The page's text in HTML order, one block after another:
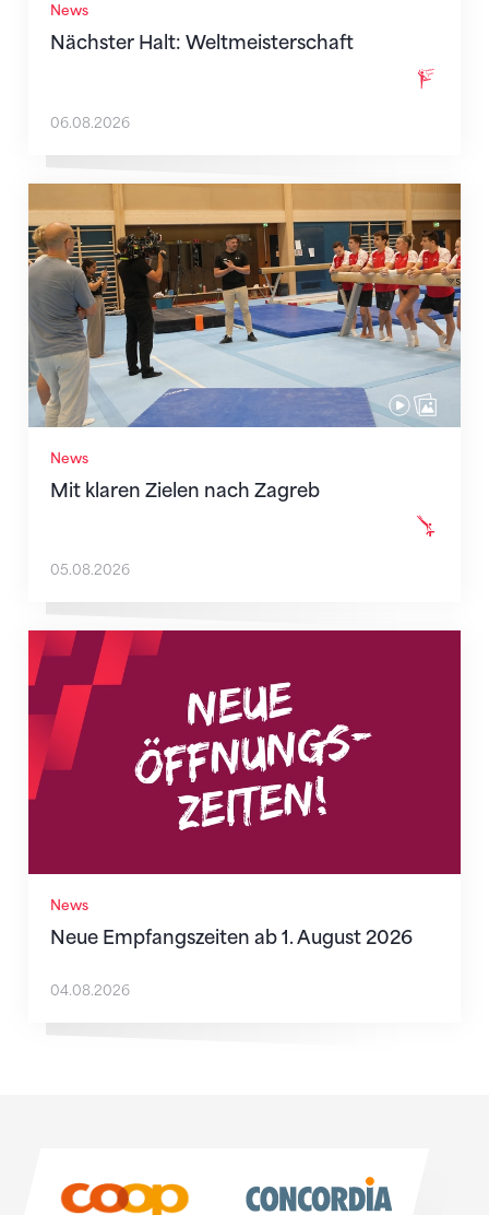
News
Nächster Halt: Weltmeisterschaft
06.08.2026
News
Mit klaren Zielen nach Zagreb
Mit klaren Zielen nach Zagreb
05.08.2026
News
Neue Empfangszeiten ab 1. August 2026
Neue Empfangszeiten ab 1. August 2026
04.08.2026